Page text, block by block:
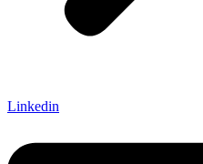
Linkedin